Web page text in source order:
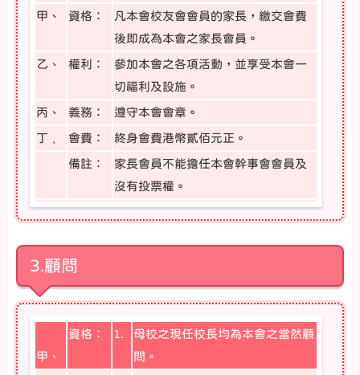
甲、 資格：
凡本會校友會會員的家長，繳交會費
後即成為本會之家長會員。
乙、 權利：
參加本會之各項活動，並享受本會一
切福利及設施。
丙、 義務： 遵守本會會章。
丁﹑ 會費： 終身會費港幣貳佰元正。
備註：
家長會員不能擔任本會幹事會會員及
沒有投票權。
3.顧問
甲、
資格： 1.
母校之現任校長均為本會之當然顧
問。